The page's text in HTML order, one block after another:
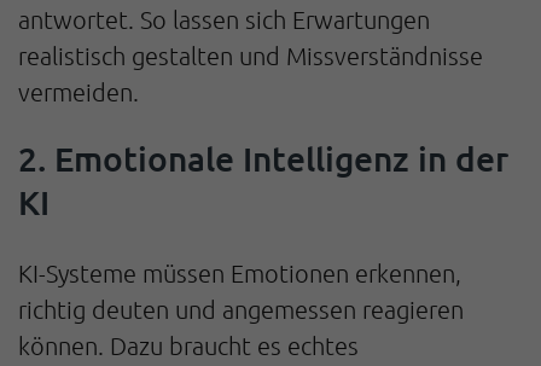
antwortet. So lassen sich Erwartungen
realistisch gestalten und Missverständnisse
vermeiden.
2. Emotionale Intelligenz in der
KI
KI-Systeme müssen Emotionen erkennen,
richtig deuten und angemessen reagieren
können. Dazu braucht es echtes